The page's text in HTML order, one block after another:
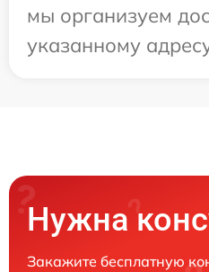
мы организуем
указанному
Нужна
Закажите бесплатную